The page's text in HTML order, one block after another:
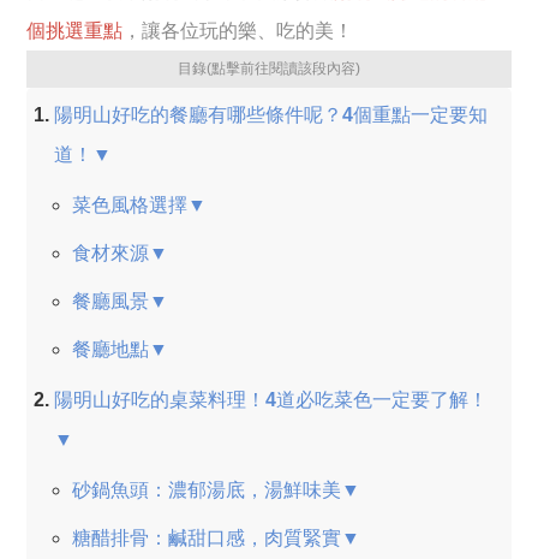
個挑選重點 ，讓各位玩的樂、吃的美！
目錄(點擊前往閱讀該段內容)
陽明山好吃的餐廳有哪些條件呢？4個重點一定要知
道！▼
菜色風格選擇▼
食材來源▼
餐廳風景▼
餐廳地點▼
陽明山好吃的桌菜料理！4道必吃菜色一定要了解！
▼
砂鍋魚頭：濃郁湯底，湯鮮味美▼
糖醋排骨：鹹甜口感，肉質緊實▼